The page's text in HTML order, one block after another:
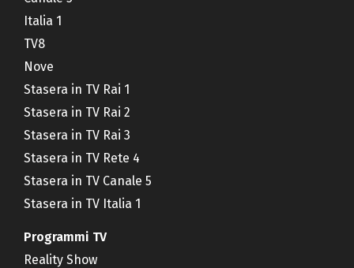
Italia 1
TV8
Nove
Stasera in TV Rai 1
Stasera in TV Rai 2
Stasera in TV Rai 3
Stasera in TV Rete 4
Stasera in TV Canale 5
Stasera in TV Italia 1
Programmi TV
Reality Show